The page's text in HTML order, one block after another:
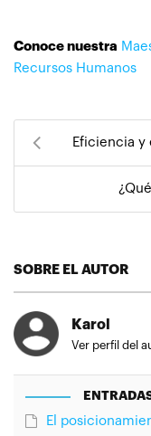
Conoce nuestra
Recursos Humanos
Eficiencia y
SOBRE EL AUTOR
Karol
Ver perfil del
El